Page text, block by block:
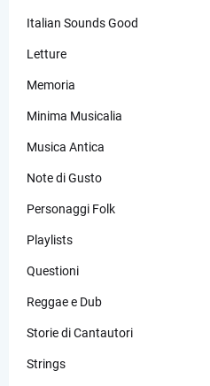
Italian Sounds Good
Letture
Memoria
Minima Musicalia
Musica Antica
Note di Gusto
Personaggi Folk
Playlists
Questioni
Reggae e Dub
Storie di Cantautori
Strings